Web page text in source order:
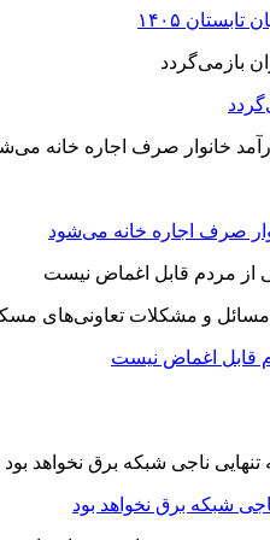
۱۴۰۵
و مشکلات تعاونی‌های
قابل اغماض نیست
شبکه برق نخواهد بود